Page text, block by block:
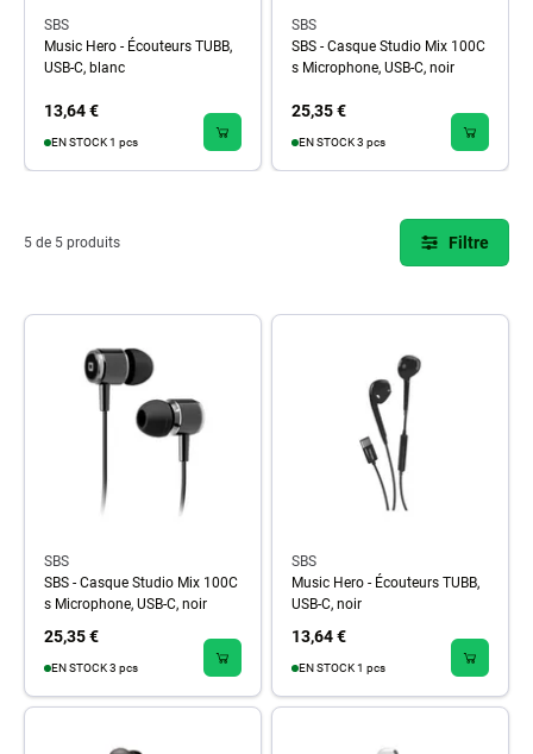
SBS
Music Hero - Écouteurs TUBB,
USB-C, blanc
13,64 €
EN STOCK 1 pcs
SBS
SBS - Casque Studio Mix 100C
s Microphone, USB-C, noir
25,35 €
EN STOCK 3 pcs
5 de 5 produits Filtre
SBS
SBS - Casque Studio Mix 100C
s Microphone, USB-C, noir
25,35 €
EN STOCK 3 pcs
SBS
Music Hero - Écouteurs TUBB,
USB-C, noir
13,64 €
EN STOCK 1 pcs